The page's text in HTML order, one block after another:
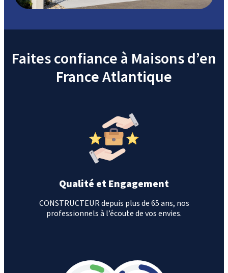
Faites confiance à Maisons d’en
France Atlantique
Qualité et Engagement
CONSTRUCTEUR depuis plus de 65 ans, nos
professionnels à l’écoute de vos envies.